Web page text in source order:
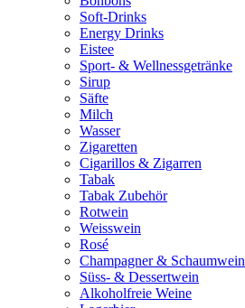
Soft-Drinks
Energy Drinks
Eistee
Sport- & Wellnessgetränke
Sirup
Säfte
Milch
Wasser
Zigaretten
Cigarillos & Zigarren
Tabak
Tabak Zubehör
Rotwein
Weisswein
Rosé
Champagner & Schaumwein
Süss- & Dessertwein
Alkoholfreie Weine